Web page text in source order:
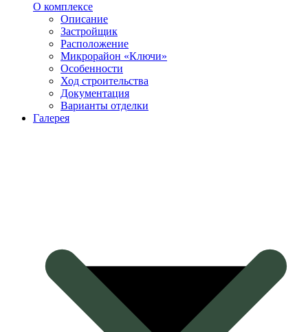
О комплексе
Описание
Застройщик
Расположение
Микрорайон «Ключи»
Особенности
Ход строительства
Документация
Варианты отделки
Галерея